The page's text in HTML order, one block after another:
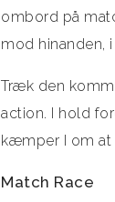
ombord på
mod hinanden,
Træk den
action. I hold
kæmper I om at
Match Race